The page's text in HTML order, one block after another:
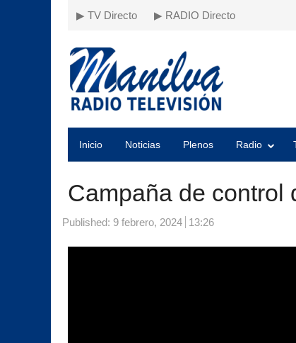
▶ TV Directo ▶ RADIO Directo
Inicio Noticias Plenos Radio
Campaña de control
Published: 9 febrero, 2024 13:26